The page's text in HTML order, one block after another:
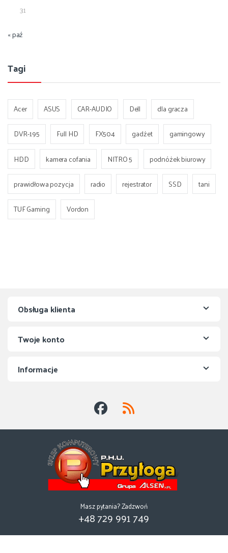
31
« paź
Tagi
Acer ASUS CAR-AUDIO Dell
dla gracza
DVR-195
Full HD FX504 gadżet
gamingowy
HDD
kamera cofania NITRO 5
podnóżek biurowy
prawidłowa pozycja
radio rejestrator SSD
tani
TUF Gaming
Vordon
Obsługa klienta
Twoje konto
Informacje
Masz pytania? Zadzwoń
+48 729 991 749